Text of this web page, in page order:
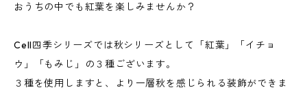
おうちの中でも紅葉を楽しみませんか？
Cell四季シリーズでは秋シリーズとして「紅葉」「イチョ
ウ」「もみじ」の３種ございます。
３種を使用しますと、より一層秋を感じられる装飾ができま